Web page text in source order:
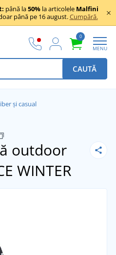
până la50% la articolele Malfini
până pe 16 august.Cumpără.
0
MENU
CAUTĂ
și casual
outdoor
WINTER